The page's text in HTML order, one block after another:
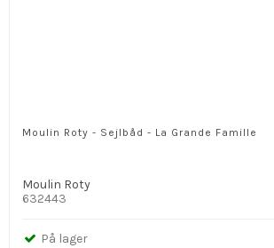
Moulin Roty - Sejlbåd - La Grande Famille
Moulin Roty
632443
På lager